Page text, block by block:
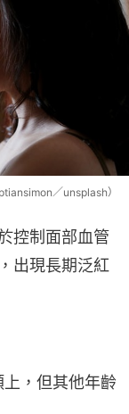
／unsplash）
控制面部血管
出現長期泛紅
，但其他年齡